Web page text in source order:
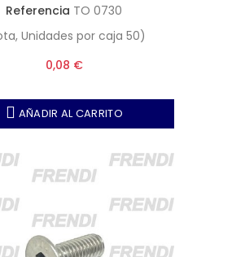
Referencia TO 0730
Unidades por caja 50)
0,08 €
AÑADIR AL CARRITO